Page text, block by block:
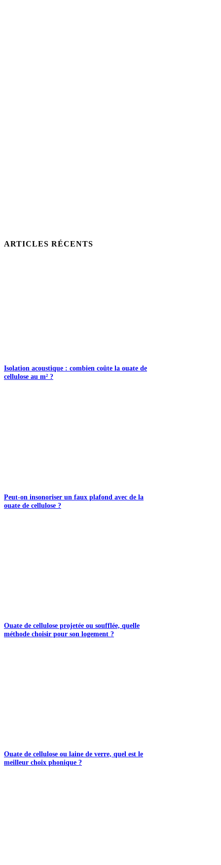
ARTICLES RÉCENTS
Isolation acoustique : combien coûte la ouate de
cellulose au m² ?
Peut-on insonoriser un faux plafond avec de la
ouate de cellulose ?
Ouate de cellulose projetée ou soufflée, quelle
méthode choisir pour son logement ?
Ouate de cellulose ou laine de verre, quel est le
meilleur choix phonique ?